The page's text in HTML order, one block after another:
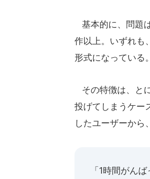
基本的に、問題
作以上。いずれも
形式になっている。
その特徴は、と
投げてしまうケー
したユーザーから、
「1時間がん